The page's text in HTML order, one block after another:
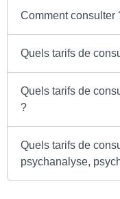
Comment consulter
Quels tarifs de
Quels tarifs de
?
Quels tarifs de
psychanalyse,